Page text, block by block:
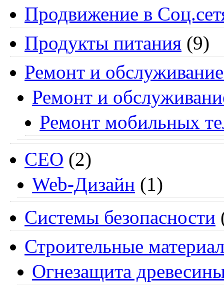
Продвижение в
Продукты питания (9)
Ремонт и
Ремонт и
Ремонт мобильных
СЕО (2)
Web-Дизайн (1)
Системы безопасности
Строительные
Огнезащита